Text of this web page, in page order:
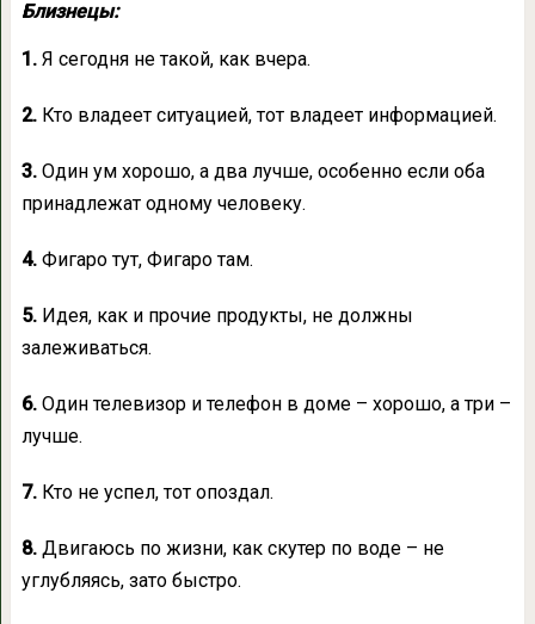
Близнецы:
1.Я сегодня не такой, как вчера.
2.Кто владеет ситуацией, тот владеет информацией.
3.Один ум хорошо, а два лучше, особенно если оба
принадлежат одному человеку.
4.Фигаро тут, Фигаро там.
5.Идея, как и прочие продукты, не должны
залеживаться.
6.Один телевизор и телефон в доме – хорошо, а три –
лучше.
7.Кто не успел, тот опоздал.
8.Двигаюсь по жизни, как скутер по воде – не
углубляясь, зато быстро.